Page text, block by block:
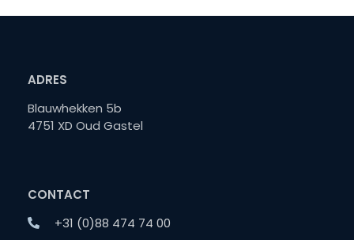
ADRES
Blauwhekken 5b
4751 XD Oud Gastel
CONTACT
+31 (0)88 474 74 00